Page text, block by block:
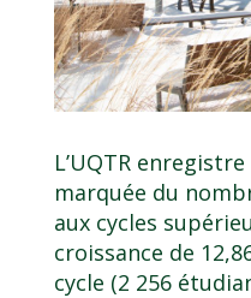
L’UQTR
marquée du
aux cycles
croissance de
cycle (2 256